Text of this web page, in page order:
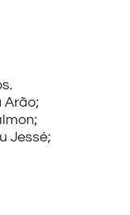
Arão;
Jessé;